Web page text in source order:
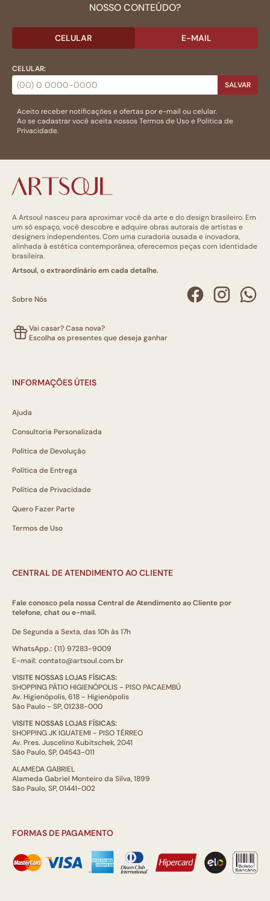
NOSSO CONTEÚDO?
CELULAR E-MAIL
CELULAR:
SALVAR
Aceito receber notificações e ofertas por e-mail ou celular.
Ao se cadastrar você aceita nossosTermos de Usoe Politica de
Privacidade.
A Artsoul nasceu para aproximar você da arte e do design brasileiro. Em
um só espaço, você descobre e adquire obras autorais de artistas e
designers independentes. Com uma curadoria ousada e inovadora,
alinhada à estética contemporânea, oferecemos peças com identidade
brasileira.
Artsoul, o extraordinário em cada detalhe.
Sobre Nós
Vai casar? Casa nova?
Escolha os presentes que deseja ganhar
INFORMAÇÕES ÚTEIS
Ajuda
Consultoria Personalizada
Política de Devolução
Política de Entrega
Política de Privacidade
Quero Fazer Parte
Termos de Uso
CENTRAL DE ATENDIMENTO AO CLIENTE
Fale conosco pela nossa Central de Atendimento ao Cliente por
telefone, chat ou e-mail.
De Segunda a Sexta, das 10h às 17h
WhatsApp.: (11) 97283-9009
E-mail: contato@artsoul.com.br
VISITE NOSSAS LOJAS FÍSICAS:
SHOPPING PÁTIO HIGIENÓPOLIS - PISO PACAEMBÚ
Av. Higienópolis, 618 - Higienópolis
São Paulo - SP, 01238-000
VISITE NOSSAS LOJAS FÍSICAS:
SHOPPING JK IGUATEMI - PISO TÉRREO
Av. Pres. Juscelino Kubitschek, 2041
São Paulo, SP, 04543-011
ALAMEDA GABRIEL
Alameda Gabriel Monteiro da Silva, 1899
São Paulo, SP, 01441-002
FORMAS DE PAGAMENTO